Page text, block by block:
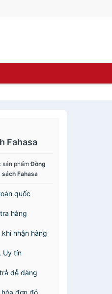
Fahasa
sản phẩmĐồng
sách Fahasa
quốc
hàng
nhận hàng
Uy tín
dễ dàng
đơn đỏ